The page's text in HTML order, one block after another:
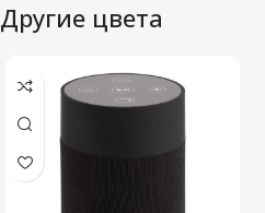
Другие цвета